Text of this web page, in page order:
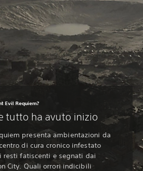
Evil Requiem?
tutto ha avuto inizio
presenta ambientazioni da
di cura cronico infestato
resti fatiscenti e segnati dai
City. Quali orrori indicibili